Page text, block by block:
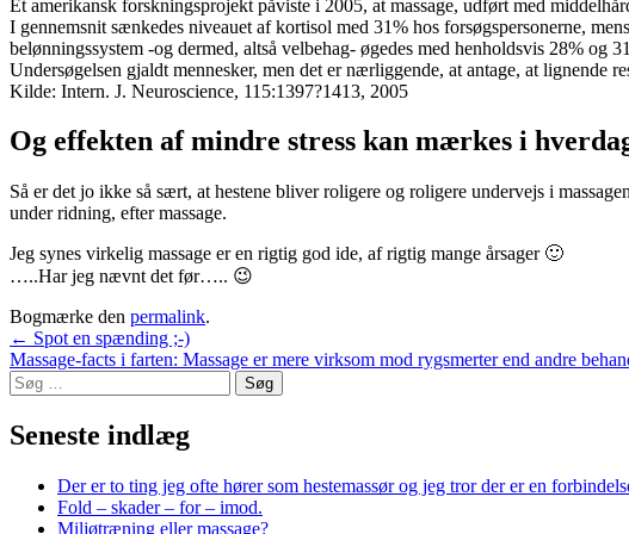
Et amerikansk forskningsprojekt påviste i 2005, at massage, udført med
I gennemsnit sænkedes niveauet af kortisol med 31% hos forsøgspersonerne,
belønningssystem -og dermed, altså velbehag- øgedes med henholdsvis 28% og
Undersøgelsen gjaldt mennesker, men det er nærliggende, at antage, at lignende
Kilde: Intern. J. Neuroscience, 115:1397?1413, 2005
Og effekten af mindre stress kan mærkes i
Så er det jo ikke så sært, at hestene bliver roligere og roligere undervejs i
under ridning, efter massage.
Jeg synes virkelig massage er en rigtig god ide, af rigtig mange årsager 🙂
…..Har jeg nævnt det før….. 😉
Bogmærke den permalink.
Indlægsnavigation
← Spot en spænding ;-)
Massage-facts i farten: Massage er mere virksom mod rygsmerter end andre
Søg
efter:
Seneste indlæg
Der er to ting jeg ofte hører som hestemassør og jeg tror der er en
Fold – skader – for – imod.
Miljøtræning eller massage?